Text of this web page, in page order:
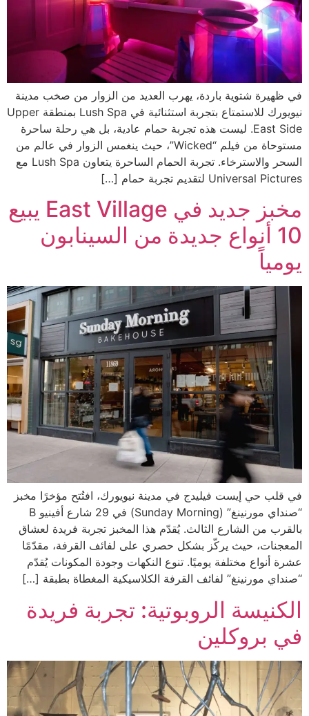
في ظهيرة شتوية باردة، يهرب العديد من الزوار من صخب مدينة
نيويورك للاستمتاع بتجربة استثنائية في Lush Spa بمنطقة Upper
East Side. ليست هذه تجربة حمام عادية، بل هي رحلة ساحرة
مستوحاة من فيلم “Wicked”، حيث ينغمس الزوار في عالم من
السحر والاسترخاء. تجربة الحمام الساحرة يتعاون Lush Spa مع
Universal Pictures لتقديم تجربة حمام […]
مخبز جديد في East Village يبيع
10 أنواع جديدة من السينابون
يومياً
في قلب حي إيست فيليدج في مدينة نيويورك، افتُتح مؤخرًا مخبز
“صنداي مورنينغ” (Sunday Morning) في 29 شارع أفينيو B
بالقرب من الشارع الثالث. يُقدّم هذا المخبز تجربة فريدة لعشاق
المعجنات، حيث يركّز بشكل حصري على لفائف القرفة، مقدّمًا
عشرة أنواع مختلفة يوميًا. تنوع النكهات وجودة المكونات يُقدّم
“صنداي مورنينغ” لفائف القرفة الكلاسيكية المغطاة بطبقة […]
الكنيسة الروبوتية: تجربة فريدة
في بروكلين